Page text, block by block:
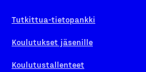
Tutkittua-tietopankki
Koulutukset jäsenille
Koulutustallenteet